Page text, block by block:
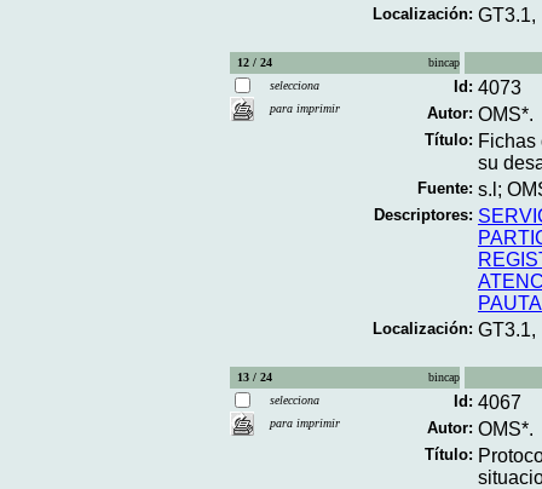
Localización: GT3.1,
12 / 24
bincap
selecciona
para imprimir
Id: 4073
Autor: OMS*.
Título: Fichas
su
Fuente: s.l;
Descriptores:
Localización: GT3.1,
13 / 24
bincap
selecciona
para imprimir
Id: 4067
Autor: OMS*.
Título: